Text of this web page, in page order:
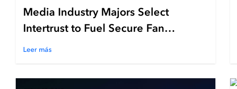
Media Industry Majors Select
Intertrust to Fuel Secure Fan
Marketing Platform
Leer más